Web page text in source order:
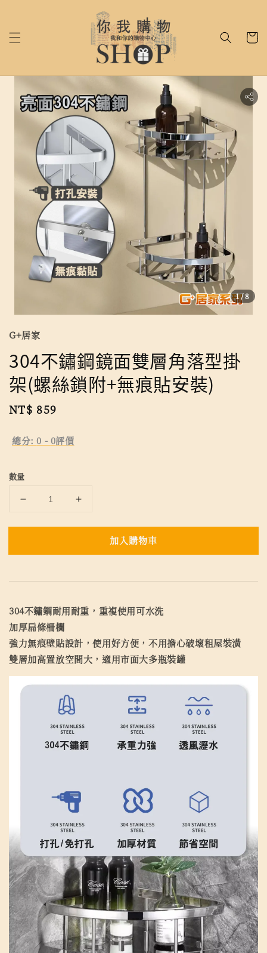
1/8
G+居家
304不鏽鋼鏡面雙層角落型掛
架(螺絲鎖附+無痕貼安裝)
Regular
NT$ 859
總分:0 - 0評價
數量
加入購物車
304不鏽鋼耐用耐重，重複使用可水洗
加厚扁條柵欄
強力無痕壁貼設計，使用好方便，不用擔心破壞租屋裝潢
雙層加高置放空間大，適用市面大多瓶裝罐